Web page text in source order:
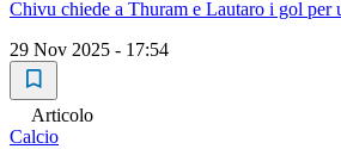
Chivu chiede a Thuram e Lautaro i gol per
29 Nov 2025 - 17:54
Articolo
Calcio